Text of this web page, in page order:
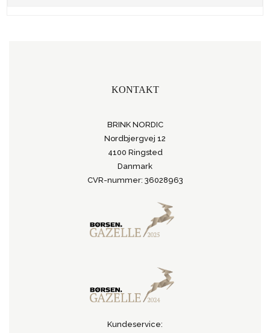
KONTAKT
BRINK NORDIC
Nordbjergvej 12
4100 Ringsted
Danmark
CVR-nummer: 36028963
Kundeservice: